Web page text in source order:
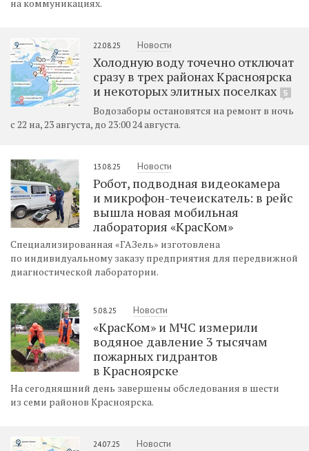
на коммуникациях.
22.08.25 Новости
Холодную воду точечно отключат
сразу в трех районах Красноярска
и некоторых элитных поселках
5
Водозаборы остановятся на ремонт в ночь
с 22 на, 23 августа, до 23:00 24 августа.
13.08.25 Новости
Робот, подводная видеокамера
и микрофон-течеискатель: в рейс
вышла новая мобильная
лаборатория «КрасКом»
Специализированная «ГАЗель» изготовлена
по индивидуальному заказу предприятия для передвижной
диагностической лаборатории.
5.08.25 Новости
«КрасКом» и МЧС измерили
водяное давление 3 тысячам
пожарных гидрантов
в Красноярске
На сегодняшний день завершены обследования в шести
из семи районов Красноярска.
24.07.25 Новости